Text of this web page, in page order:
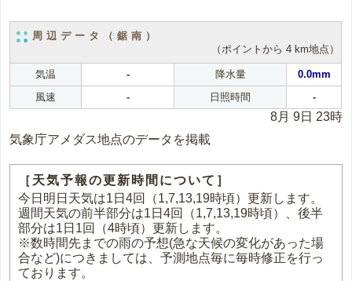
周辺データ（鋸南）
（ポイントから 4 km地点）
気温 - 降水量
0.0mm
風速
- 日照時間 -
8月 9日 23時
気象庁アメダス地点のデータを掲載
［天気予報の更新時間について］
今日明日天気は1日4回（1,7,13,19時頃）更新します。
週間天気の前半部分は1日4回（1,7,13,19時頃）、後半
部分は1日1回（4時頃）更新します。
※数時間先までの雨の予想(急な天候の変化があった場
合など)につきましては、予測地点毎に毎時修正を行っ
ております。